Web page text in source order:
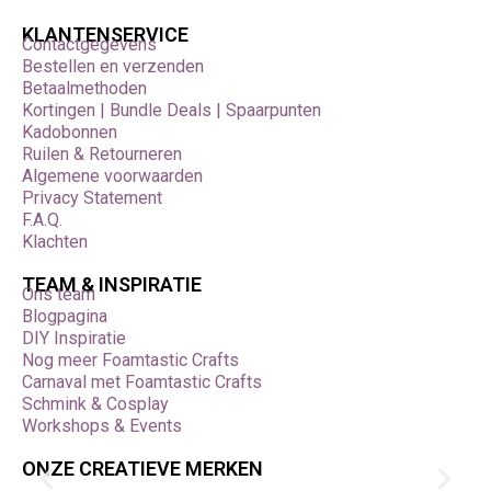
gereedschap van Foamtastic Crafts werk je
nauwkeuriger, efficiënter en met meer plezier aan elk
project.
KLANTENSERVICE
Contactgegevens
Bestellen en verzenden
Betaalmethoden
Kortingen | Bundle Deals | Spaarpunten
Kadobonnen
Ruilen & Retourneren
Algemene voorwaarden
Privacy Statement
F.A.Q.
Klachten
TEAM & INSPIRATIE
Ons team
Blogpagina
DIY Inspiratie
Nog meer Foamtastic Crafts
Carnaval met Foamtastic Crafts
Schmink & Cosplay
Workshops & Events
ONZE CREATIEVE MERKEN